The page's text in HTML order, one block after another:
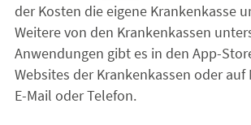
der Kosten die eigene Krankenkasse
Weitere von den Krankenkassen
Anwendungen gibt es in den App-
Websites der Krankenkassen oder auf
E-Mail oder Telefon.